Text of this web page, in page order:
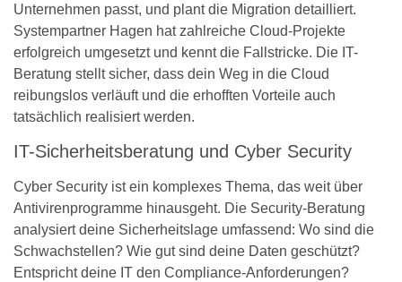
Unternehmen passt, und plant die Migration detailliert.
Systempartner Hagen hat zahlreiche Cloud-Projekte
erfolgreich umgesetzt und kennt die Fallstricke. Die IT-
Beratung stellt sicher, dass dein Weg in die Cloud
reibungslos verläuft und die erhofften Vorteile auch
tatsächlich realisiert werden.
IT-Sicherheitsberatung und Cyber Security
Cyber Security ist ein komplexes Thema, das weit über
Antivirenprogramme hinausgeht. Die Security-Beratung
analysiert deine Sicherheitslage umfassend: Wo sind die
Schwachstellen? Wie gut sind deine Daten geschützt?
Entspricht deine IT den Compliance-Anforderungen?